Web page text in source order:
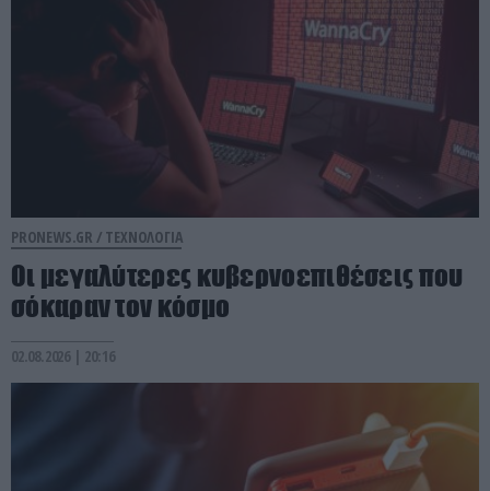
PRONEWS.GR / ΤΕΧΝΟΛΟΓΙΑ
Οι μεγαλύτερες κυβερνοεπιθέσεις που
σόκαραν τον κόσμο
02.08.2026 | 20:16